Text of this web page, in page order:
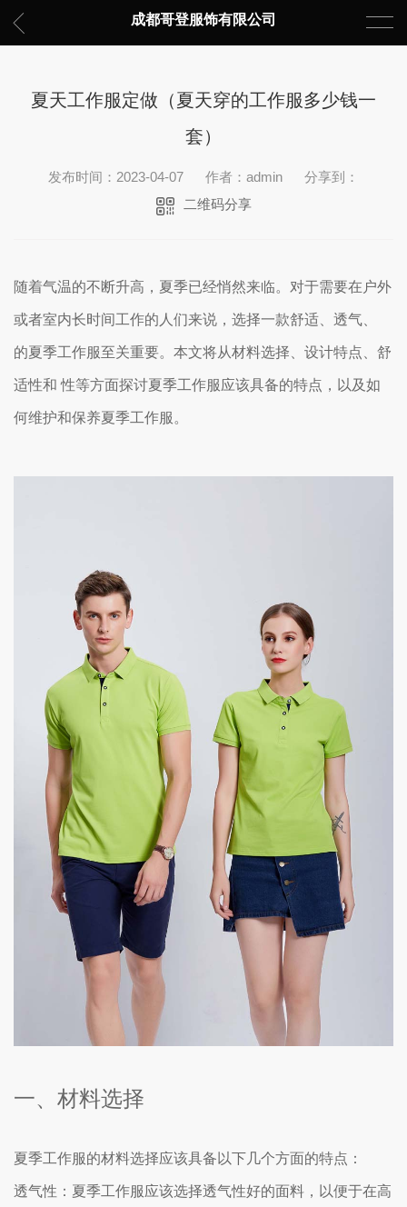
成都哥登服饰有限公司
夏天工作服定做（夏天穿的工作服多少钱一
套）
发布时间：2023-04-07 作者：admin
分享到：
二维码分享
随着气温的不断升高，夏季已经悄然来临。对于需要在户外
或者室内长时间工作的人们来说，选择一款舒适、透气、
的夏季工作服至关重要。本文将从材料选择、设计特点、舒
适性和 性等方面探讨夏季工作服应该具备的特点，以及如
何维护和保养夏季工作服。
一、材料选择
夏季工作服的材料选择应该具备以下几个方面的特点：
透气性：夏季工作服应该选择透气性好的面料，以便于在高